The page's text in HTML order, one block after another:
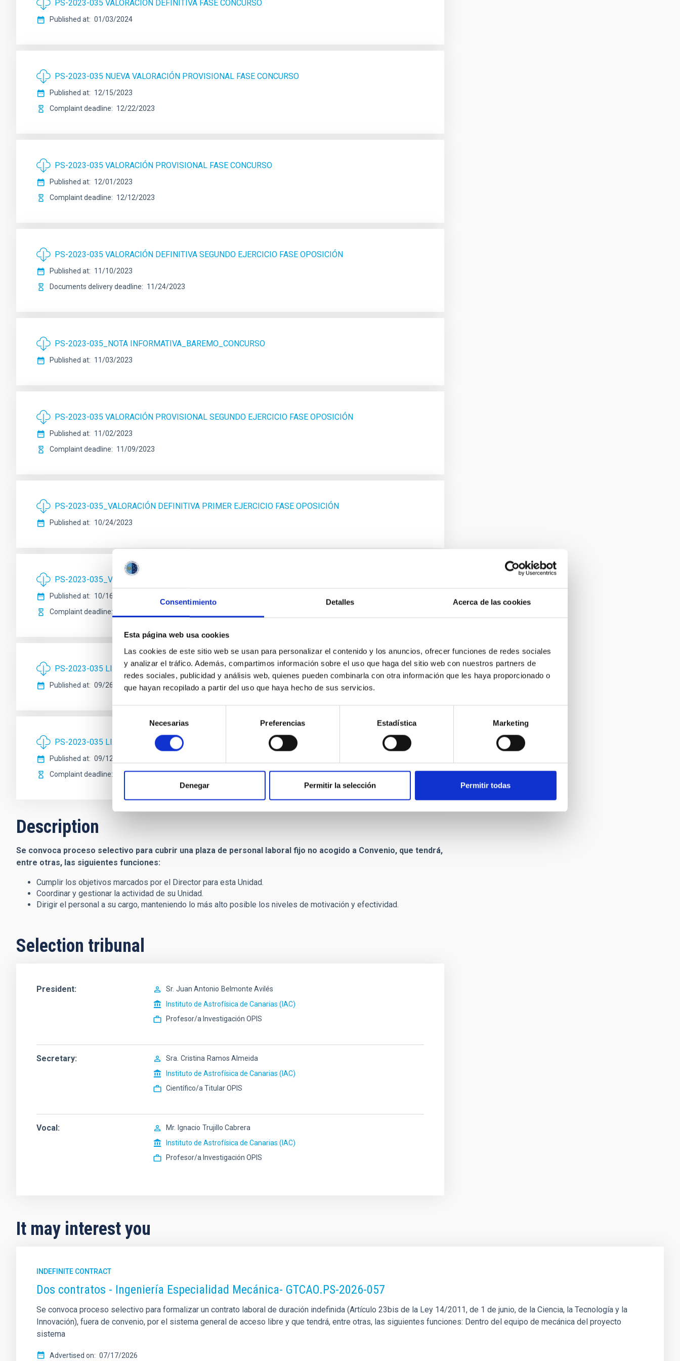
Consentimiento Detalles Acerca de las cookies
Esta página web usa cookies
Las cookies de este sitio web se usan para personalizar el contenido y los anuncios, ofrecer funciones de redes sociales
y analizar el tráfico. Además, compartimos información sobre el uso que haga del sitio web con nuestros partners de
redes sociales, publicidad y análisis web, quienes pueden combinarla con otra información que les haya proporcionado o
que hayan recopilado a partir del uso que haya hecho de sus servicios.
consentimiento
Necesarias Preferencias Estadística Marketing
Denegar Permitir la selección Permitir todas
PS-2023-035 VALORACIÓN DEFINITIVA FASE CONCURSO
Published at 01/03/2024
PS-2023-035 NUEVA VALORACIÓN PROVISIONAL FASE CONCURSO
Published at
12/15/2023
Complaint deadline
12/22/2023
PS-2023-035 VALORACIÓN PROVISIONAL FASE CONCURSO
Published at
12/01/2023
Complaint deadline
12/12/2023
PS-2023-035 VALORACIÓN DEFINITIVA SEGUNDO EJERCICIO FASE OPOSICIÓN
Published at
11/10/2023
Documents delivery deadline
11/24/2023
PS-2023-035_NOTA INFORMATIVA_BAREMO_CONCURSO
Published at 11/03/2023
PS-2023-035 VALORACIÓN PROVISIONAL SEGUNDO EJERCICIO FASE OPOSICIÓN
Published at
11/02/2023
Complaint deadline
11/09/2023
PS-2023-035_VALORACIÓN DEFINITIVA PRIMER EJERCICIO FASE OPOSICIÓN
Published at 10/24/2023
PS-2023-035_VALORACIÓN PROVISIONAL PRIMER EJERCICIO FASE OPOSICIÓN
Published at
10/16/2023
Complaint deadline
PS-2023-035 LISTA DEFINITIVA ADMISION Y EXCLUSION
Published at 09/26/2023
PS-2023-035 LISTA PROVISIONAL DE ADMISIÓN Y EXCLUSIÓN
Published at
09/12/2023
Complaint deadline
09/20/2023
Description
Se convoca proceso selectivo para cubrir una plaza de personal laboral fijo no acogido a Convenio, que tendrá,
entre otras, las siguientes funciones:
Cumplir los objetivos marcados por el Director para esta Unidad.
Coordinar y gestionar la actividad de su Unidad.
Dirigir el personal a su cargo, manteniendo lo más alto posible los niveles de motivación y efectividad.
Selection tribunal
President Sr. Juan Antonio Belmonte Avilés
Instituto de Astrofísica de Canarias (IAC)
Profesor/a Investigación OPIS
Secretary Sra. Cristina Ramos Almeida
Instituto de Astrofísica de Canarias (IAC)
Científico/a Titular OPIS
Vocal Mr. Ignacio Trujillo Cabrera
Instituto de Astrofísica de Canarias (IAC)
Profesor/a Investigación OPIS
It may interest you
INDEFINITE CONTRACT
Dos contratos - Ingeniería Especialidad Mecánica- GTCAO.PS-2026-057
Se convoca proceso selectivo para formalizar un contrato laboral de duración indefinida (Artículo 23bis de la Ley 14/2011, de 1 de junio, de la Ciencia, la Tecnología y la
Innovación), fuera de convenio, por el sistema general de acceso libre y que tendrá, entre otras, las siguientes funciones: Dentro del equipo de mecánica del proyecto
sistema
Advertised on 07/17/2026